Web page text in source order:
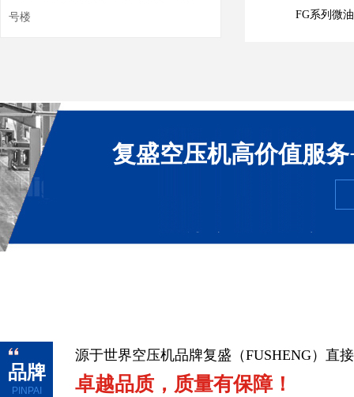
号楼
FG系列微
复盛空压机高价值服
品牌
PINPAI
源于世界空压机品牌复盛（FUSHENG）直
卓越品质，质量有保障！